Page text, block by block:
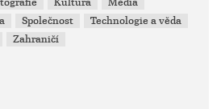
Společnost
Technologie a věda
Zahraničí